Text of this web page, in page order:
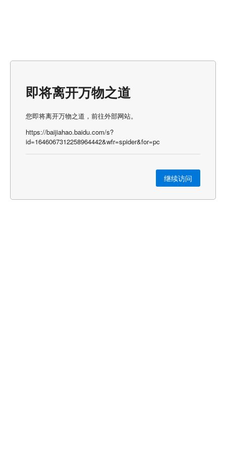
即将离开万物之道
您即将离开万物之道，前往外部网站。
https://baijiahao.baidu.com/s?
id=1646067312258964442&wfr=spider&for=pc
继续访问